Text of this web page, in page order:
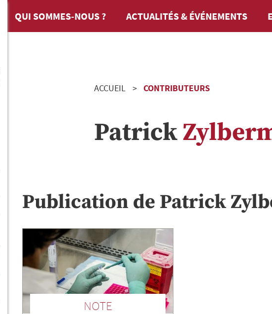
QUI SOMMES-NOUS ? ACTUALITÉS & ÉVÉNEMENTS
ACCUEIL CONTRIBUTEURS
Patrick
Publication de Patrick
NOTE